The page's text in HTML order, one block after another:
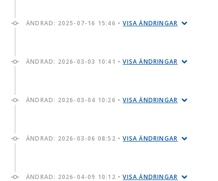
ÄNDRAD: 2025-07-16 15:46 •VISA ÄNDRINGAR
ÄNDRAD: 2026-03-03 10:41 •VISA ÄNDRINGAR
ÄNDRAD: 2026-03-04 10:26 •VISA ÄNDRINGAR
ÄNDRAD: 2026-03-06 08:52 •VISA ÄNDRINGAR
ÄNDRAD: 2026-04-09 10:12 •VISA ÄNDRINGAR